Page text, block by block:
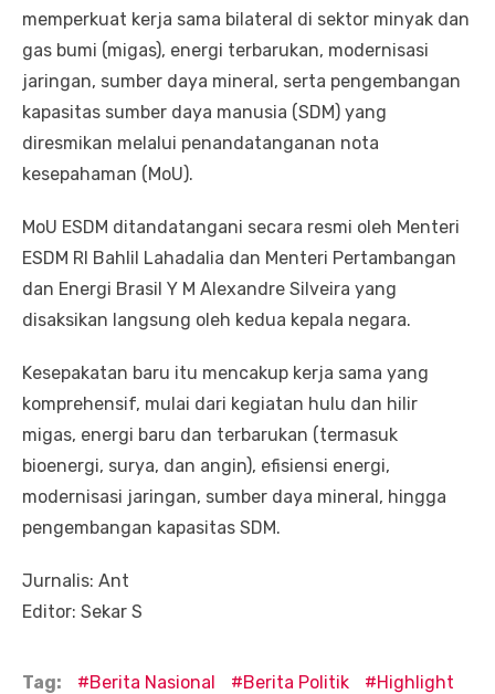
memperkuat kerja sama bilateral di sektor minyak dan
gas bumi (migas), energi terbarukan, modernisasi
jaringan, sumber daya mineral, serta pengembangan
kapasitas sumber daya manusia (SDM) yang
diresmikan melalui penandatanganan nota
kesepahaman (MoU).
MoU ESDM ditandatangani secara resmi oleh Menteri
ESDM RI Bahlil Lahadalia dan Menteri Pertambangan
dan Energi Brasil Y M Alexandre Silveira yang
disaksikan langsung oleh kedua kepala negara.
Kesepakatan baru itu mencakup kerja sama yang
komprehensif, mulai dari kegiatan hulu dan hilir
migas, energi baru dan terbarukan (termasuk
bioenergi, surya, dan angin), efisiensi energi,
modernisasi jaringan, sumber daya mineral, hingga
pengembangan kapasitas SDM.
Jurnalis: Ant
Editor: Sekar S
Tag: Berita Nasional Berita Politik Highlight